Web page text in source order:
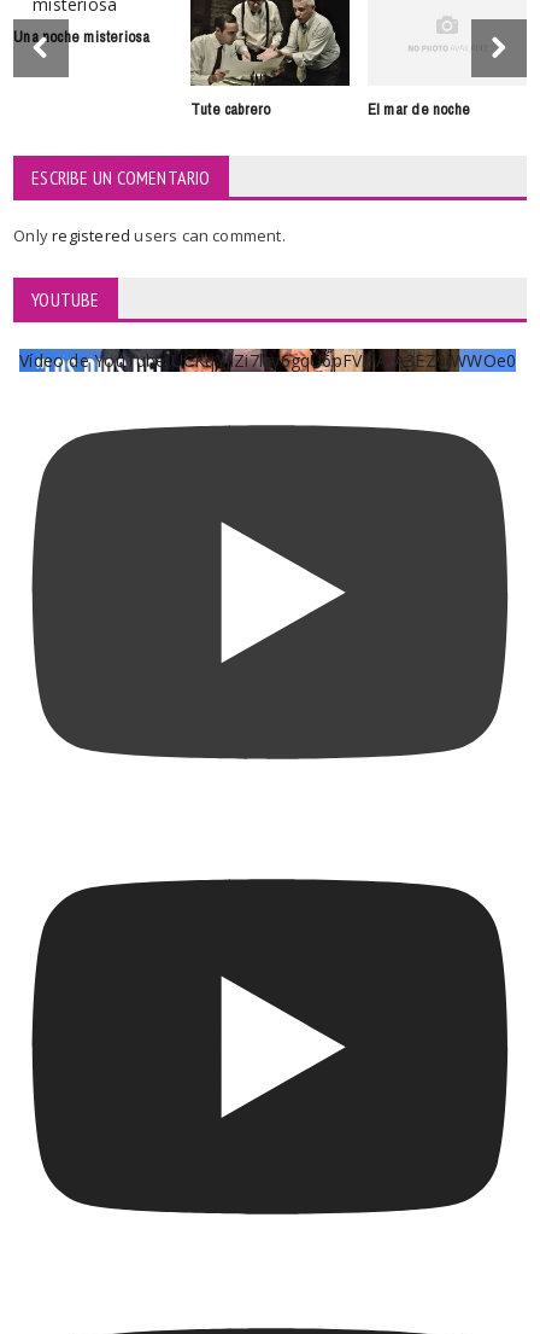
Una noche misteriosa
Tute cabrero El mar de noche
ESCRIBE UN COMENTARIO
Onlyregisteredusers can comment.
YOUTUBE
Vídeo de YouTube UCKqYjiZi7lzy6gqU6pFVFiA_A3EZ9JWWOe0